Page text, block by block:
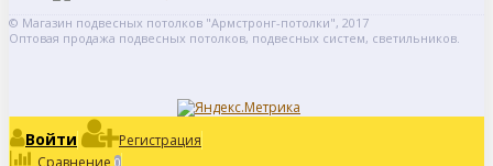
© Магазин подвесных потолков "Армстронг-потолки", 2017
Оптовая продажа подвесных потолков, подвесных систем, светильников.
Войти
Регистрация